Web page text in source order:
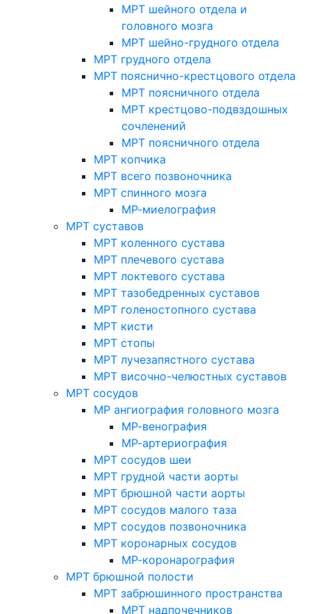
МРТ шейного отдела и
головного мозга
МРТ шейно-грудного отдела
МРТ грудного отдела
МРТ пояснично-крестцового отдела
МРТ поясничного отдела
МРТ крестцово-подвздошных
сочленений
МРТ поясничного отдела
МРТ копчика
МРТ всего позвоночника
МРТ спинного мозга
МР-миелография
МРТ суставов
МРТ коленного сустава
МРТ плечевого сустава
МРТ локтевого сустава
МРТ тазобедренных суставов
МРТ голеностопного сустава
МРТ кисти
МРТ стопы
МРТ лучезапястного сустава
МРТ височно-челюстных суставов
МРТ сосудов
МР ангиография головного мозга
МР-венография
МР-артериография
МРТ сосудов шеи
МРТ грудной части аорты
МРТ брюшной части аорты
МРТ сосудов малого таза
МРТ сосудов позвоночника
МРТ коронарных сосудов
МР-коронарография
МРТ брюшной полости
МРТ забрюшинного пространства
МРТ надпочечников